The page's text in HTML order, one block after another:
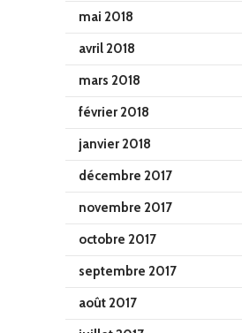
mai 2018
avril 2018
mars 2018
février 2018
janvier 2018
décembre 2017
novembre 2017
octobre 2017
septembre 2017
août 2017